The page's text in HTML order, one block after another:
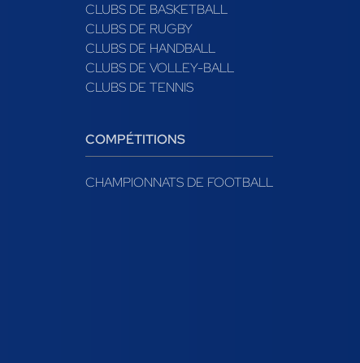
CLUBS DE BASKETBALL
CLUBS DE RUGBY
CLUBS DE HANDBALL
CLUBS DE VOLLEY-BALL
CLUBS DE TENNIS
COMPÉTITIONS
CHAMPIONNATS DE FOOTBALL